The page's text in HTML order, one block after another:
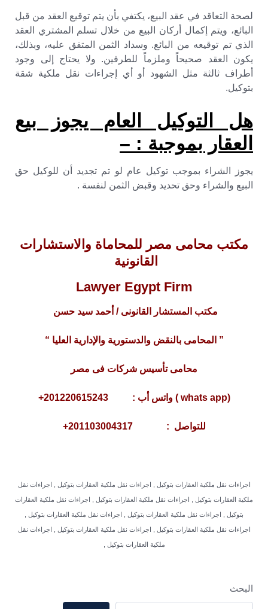
لصحة التعاقد في عقد البيع، يكتفي بأن يتم توقيع العقد من قبل
البائع، ويتم إكمال أركان البيع من خلال تسلم المشتري العقد
الذي تم توقيعه من البائع. وسداد الثمن المتفق عليه، وبذلك،
يكون العقد صحيحاً وملزماً للطرفين. ولا يحتاج إلى وجود
أطراف ثالثة مثل الشهود أو أي إجراءات نقل ملكية شقة
بتوكيل.
هل التوكيل العام يجوز بيع
العقار بموجبة : –
يجوز الشراء بموجب توكيل عام لو تم تجديد أن للوكيل حق
البيع والشراء وحق تحديد وقبض الثمن لنفسة .
مكتب محامى مصر للمحاماة والاستشارات
القانونية
Lawyer Egypt Firm
مكتب المستشار القانونى / أحمد سيد حسن
” المحامى بالنقض والدستورية والإدارية العليا “
محامى تأسيس شركات فى مصر
(whats app ) واتس أب : 201220615243+
للتواصل : 201103004317+
اجراءات نقل ملكية العقارات بتوكيل , اجراءات نقل ملكية العقارات بتوكيل , اجراءات نقل
ملكية العقارات بتوكيل , اجراءات نقل ملكية العقارات بتوكيل , اجراءات نقل ملكية العقارات
بتوكيل , اجراءات نقل ملكية العقارات بتوكيل , اجراءات نقل ملكية العقارات بتوكيل ,
اجراءات نقل ملكية العقارات بتوكيل , اجراءات نقل ملكية العقارات بتوكيل , اجراءات نقل
ملكية العقارات بتوكيل ,
البحث